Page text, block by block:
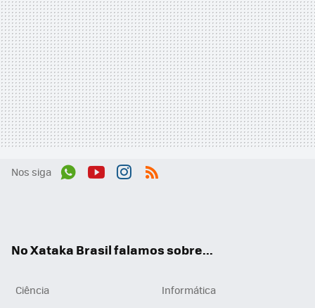
Nos siga
No Xataka Brasil falamos sobre...
Ciência
Informática